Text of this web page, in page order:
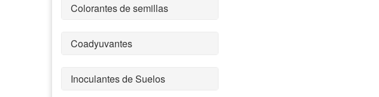
Colorantes de semillas
Coadyuvantes
Inoculantes de Suelos